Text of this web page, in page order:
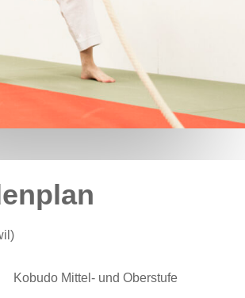
Kobudo Mittel- und Oberstufe